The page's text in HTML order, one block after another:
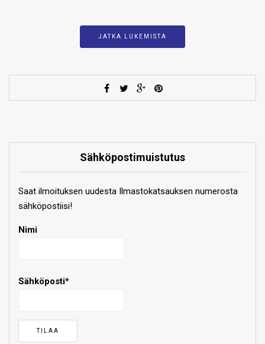
JATKA LUKEMISTA
Sähköpostimuistutus
Saat ilmoituksen uudesta Ilmastokatsauksen numerosta
sähköpostiisi!
Nimi
Sähköposti*